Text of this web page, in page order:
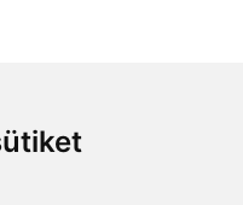
módok